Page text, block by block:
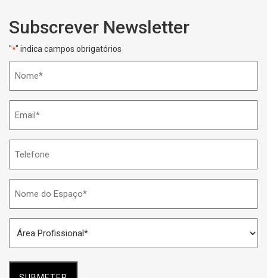
Subscrever Newsletter
"*" indica campos obrigatórios
do
Espaço
Profissional
*